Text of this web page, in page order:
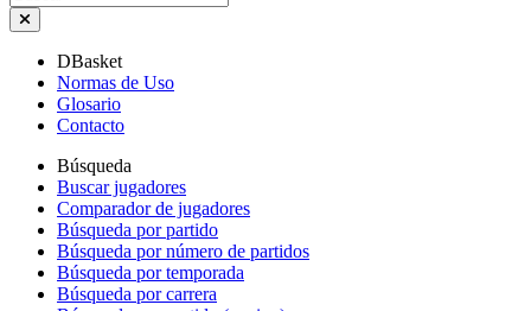
DBasket
Normas de Uso
Glosario
Contacto
Búsqueda
Buscar jugadores
Comparador de jugadores
Búsqueda por partido
Búsqueda por número de partidos
Búsqueda por temporada
Búsqueda por carrera